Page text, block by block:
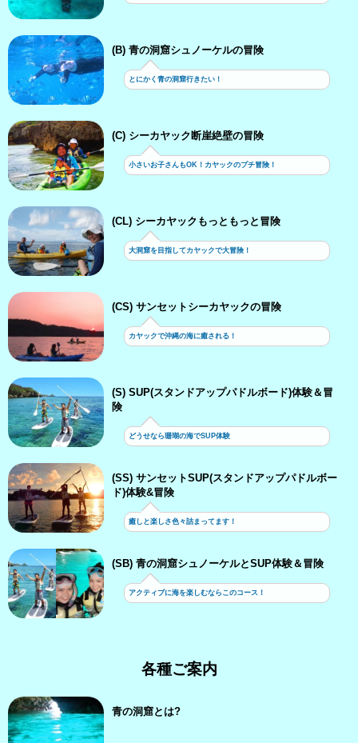
(B) 青の洞窟シュノーケルの冒険
とにかく青の洞窟行きたい！
(C) シーカヤック断崖絶壁の冒険
小さいお子さんもOK！カヤックのプチ冒険！
(CL) シーカヤックもっともっと冒険
大洞窟を目指してカヤックで大冒険！
(CS) サンセットシーカヤックの冒険
カヤックで沖縄の海に癒される！
(S) SUP(スタンドアップパドルボード)体験＆冒
険
どうせなら珊瑚の海でSUP体験
(SS) サンセットSUP(スタンドアップパドルボー
ド)体験&冒険
癒しと楽しさ色々詰まってます！
(SB) 青の洞窟シュノーケルとSUP体験＆冒険
アクティブに海を楽しむならこのコース！
各種ご案内
青の洞窟とは?